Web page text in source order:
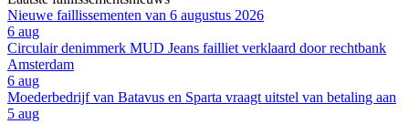
Nieuwe faillissementen van 6 augustus 2026
6 aug
Circulair denimmerk MUD Jeans failliet verklaard door rechtbank
Amsterdam
6 aug
Moederbedrijf van Batavus en Sparta vraagt uitstel van betaling aan
5 aug